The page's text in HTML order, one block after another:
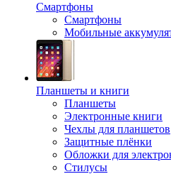
Смартфоны
Смартфоны
Мобильные
Планшеты и книги
Планшеты
Электронные книги
Чехлы для планшетов
Защитные плёнки
Обложки для
Стилусы